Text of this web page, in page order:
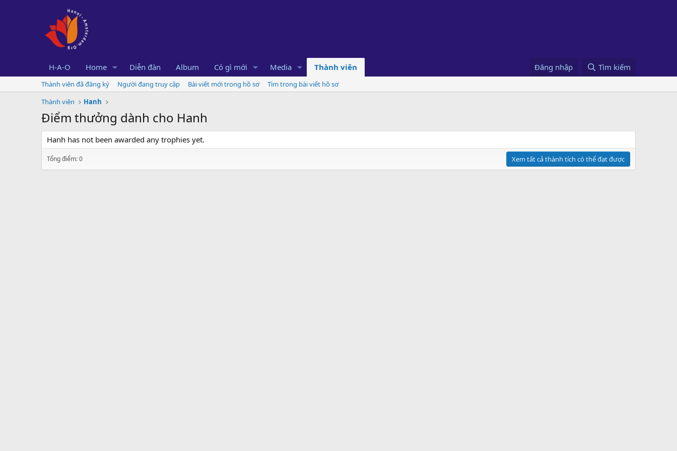
H-A-O Home Diễn đàn Album Có gì mới Media Thành viên Đăng nhập Tìm kiếm
Thành viên đã đăng ký Người đang truy cập Bài viết mới trong hồ sơ
Tìm trong bài viết hồ sơ
Thành viên
Hanh
Điểm thưởng dành cho Hanh
Hanh has not been awarded any trophies yet.
Tổng điểm: 0 Xem tất cả thành tích có thể đạt được